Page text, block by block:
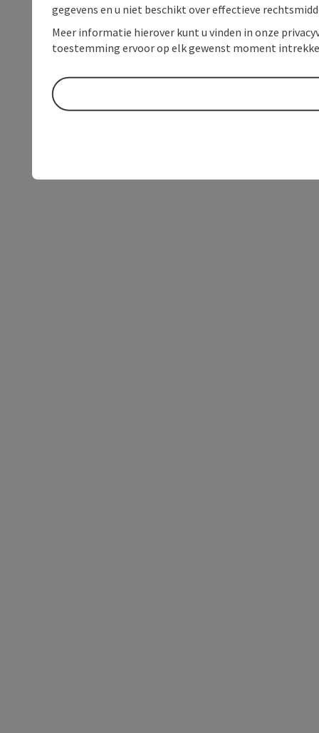
gegevens en u niet beschikt over effectieve
Meer informatie hierover kunt u vinden in onze
toestemming ervoor op elk gewenst moment